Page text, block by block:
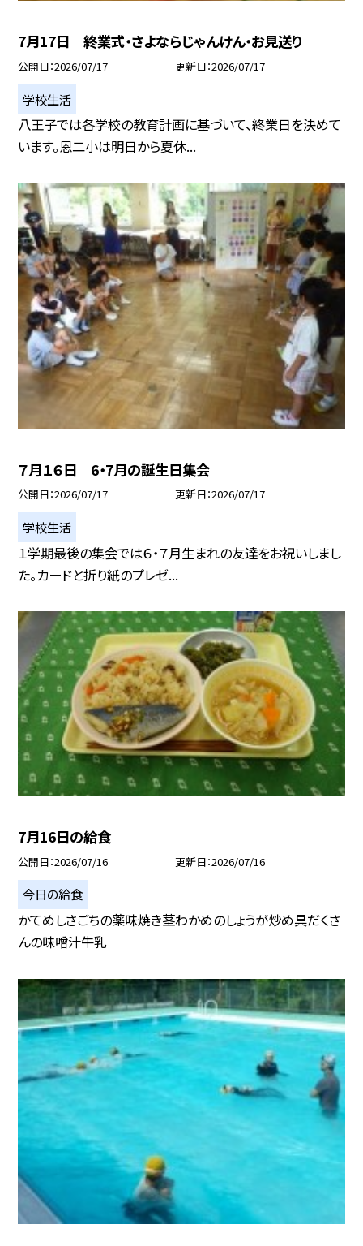
7月17日 終業式・さよならじゃんけん・お見送り
公開日 2026/07/17 更新日 2026/07/17
学校生活
八王子では各学校の教育計画に基づいて、終業日を決めて
います。恩二小は明日から夏休...
７月１６日 6・7月の誕生日集会
公開日 2026/07/17 更新日 2026/07/17
学校生活
１学期最後の集会では６・７月生まれの友達をお祝いしまし
た。カードと折り紙のプレゼ...
7月16日の給食
公開日 2026/07/16 更新日 2026/07/16
今日の給食
かてめしさごちの薬味焼き茎わかめのしょうが炒め具だくさ
んの味噌汁牛乳